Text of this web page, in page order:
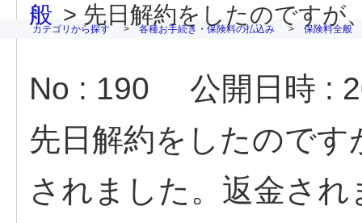
般 > 先日解約をしたのですが
カテゴリから探す > 各種お手続き・保険料の払込み > 保険料全般
No : 190
公開日時 :
先日解約をしたので
されました。返金され